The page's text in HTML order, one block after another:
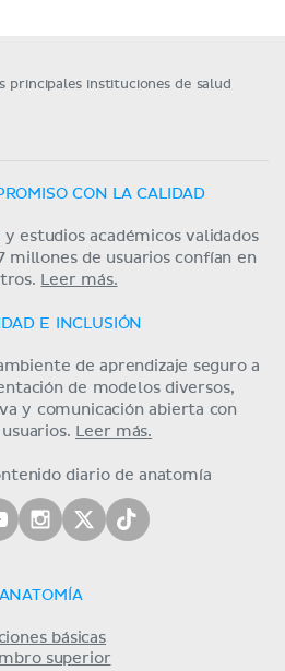
principales instituciones de salud
CON LA CALIDAD
estudios académicos validados
millones de usuarios confían en
Leer más.
E INCLUSIÓN
de aprendizaje seguro a
de modelos diversos,
y comunicación abierta con
Leer más.
diario de anatomía
ANATOMÍA
básicas
superior